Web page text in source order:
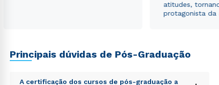
atitudes,
protagonista da
Principais dúvidas de Pós-Graduação
A certificação dos cursos de pós-graduação a